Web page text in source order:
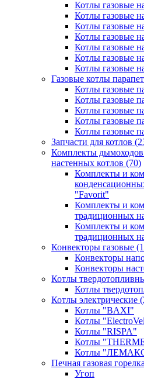
Котлы газовые
Котлы газовые
Котлы газовые
Котлы газовые
Котлы газовые
Котлы газовые
Котлы газовые
Газовые котлы
Котлы газовые
Котлы газовые
Котлы газовые
Котлы газовые
Котлы газовые
Запчасти для котлов
Комплекты
настенных котлов (70)
Комплекты и
"Favorit"
Комплекты и
традиционных
Комплекты и
традиционных
Конвекторы газовые
Конвекторы
Конвекторы
Котлы
Котлы
Котлы электрические
Котлы "BAXI"
Котлы
Котлы "RISPA"
Котлы
Котлы
Печная газовая
Угоп